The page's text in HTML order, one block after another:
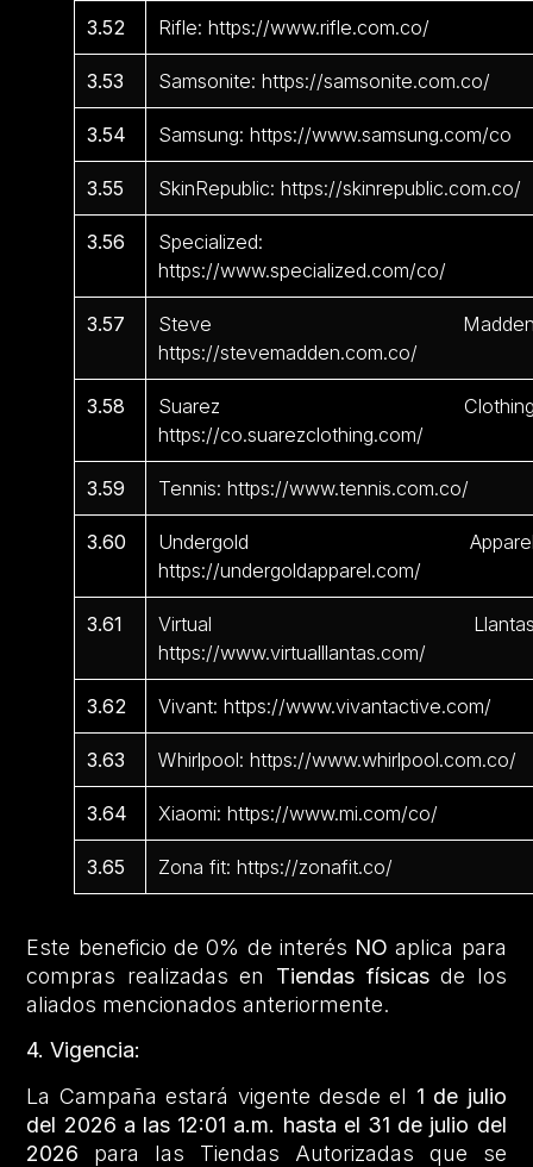
3.52 Rifle: https://www.rifle.com.co/
3.53 Samsonite: https://samsonite.com.co/
3.54 Samsung: https://www.samsung.com/co
3.55 SkinRepublic: https://skinrepublic.com.co/
3.56
Specialized:
https://www.specialized.com/co/
3.57
Steve
https://stevemadden.com.co/
3.58
Suarez
https://co.suarezclothing.com/
3.59 Tennis: https://www.tennis.com.co/
3.60
Undergold
https://undergoldapparel.com/
3.61
Virtual
https://www.virtualllantas.com/
3.62 Vivant: https://www.vivantactive.com/
3.63 Whirlpool: https://www.whirlpool.com.co/
3.64 Xiaomi: https://www.mi.com/co/
3.65 Zona fit: https://zonafit.co/
Este beneficio de 0% de interés NOaplica para
compras realizadas en Tiendas físicasde los
aliados mencionados anteriormente.
4. Vigencia:
La Campaña estará vigente desde el 1 de julio
del 2026 a las 12:01 a.m. hasta el 31 de julio del
2026 para las Tiendas Autorizadas que se